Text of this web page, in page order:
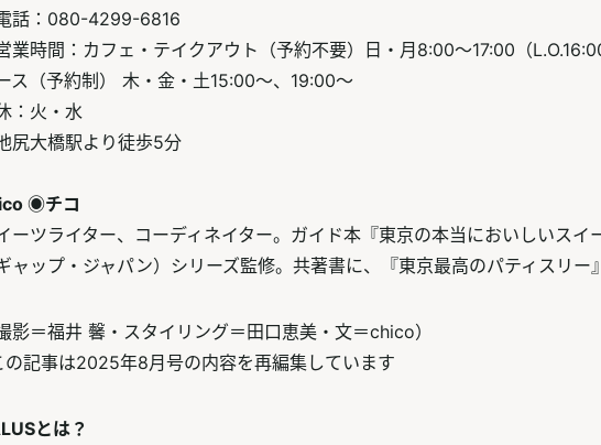
話：080-4299-6816
業時間：カフェ・テイクアウト（予約不要）日・月8:00～17:00（
ス（予約制） 木・金・土15:00～、19:00～
：火・水
尻大橋駅より徒歩5分
◉チコ
ーツライター、コーディネイター。ガイド本『東京の本当においしいスイ
ギャップ・ジャパン）シリーズ監修。共著書に、『東京最高のパティスリー
撮影＝福井 馨・スタイリング＝田口恵美・文＝chico）
の記事は2025年8月号の内容を再編集しています
とは？